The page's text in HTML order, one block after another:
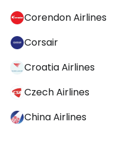
Corendon Airlines
Corsair
Croatia Airlines
Czech Airlines
China Airlines